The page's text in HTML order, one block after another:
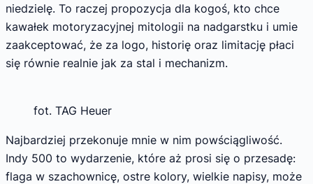
niedzielę. To raczej propozycja dla kogoś, kto chce
kawałek motoryzacyjnej mitologii na nadgarstku i umie
zaakceptować, że za logo, historię oraz limitację płaci
się równie realnie jak za stal i mechanizm.
fot. TAG Heuer
Najbardziej przekonuje mnie w nim powściągliwość.
Indy 500 to wydarzenie, które aż prosi się o przesadę:
flaga w szachownicę, ostre kolory, wielkie napisy, może